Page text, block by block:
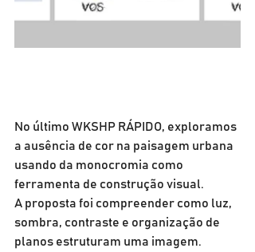
No último WKSHP RÁPIDO, exploramos
a ausência de cor na paisagem urbana
usando da monocromia como
ferramenta de construção visual.
A proposta foi compreender como luz,
sombra, contraste e organização de
planos estruturam uma imagem.